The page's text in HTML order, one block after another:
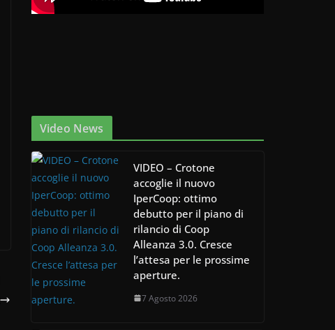
Video News
VIDEO – Crotone
accoglie il nuovo
IperCoop: ottimo
debutto per il piano di
rilancio di Coop
Alleanza 3.0. Cresce
l’attesa per le prossime
aperture.
7 Agosto 2026